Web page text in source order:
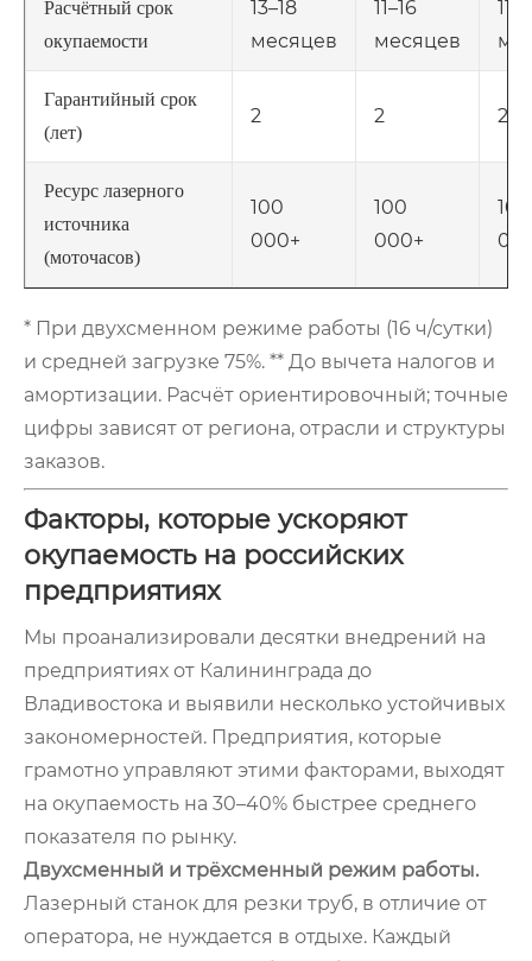
Расчётный срок
окупаемости
13–18
месяцев
11–16
месяцев
Гарантийный срок
(лет)
2 2 2
Ресурс лазерного
источника
(моточасов)
100
000+
100
000+
100
* При двухсменном режиме работы (16 ч/сутки)
и средней загрузке 75%. ** До вычета налогов и
амортизации. Расчёт ориентировочный; точные
цифры зависят от региона, отрасли и структуры
заказов.
Факторы, которые ускоряют
окупаемость на российских
предприятиях
Мы проанализировали десятки внедрений на
предприятиях от Калининграда до
Владивостока и выявили несколько устойчивых
закономерностей. Предприятия, которые
грамотно управляют этими факторами, выходят
на окупаемость на 30–40% быстрее среднего
показателя по рынку.
Двухсменный и трёхсменный режим работы.
Лазерный станок для резки труб, в отличие от
оператора, не нуждается в отдыхе. Каждый